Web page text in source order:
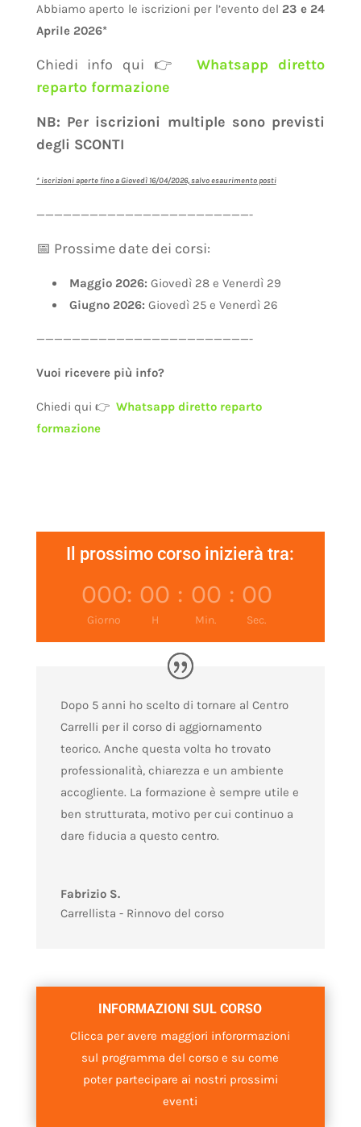
Abbiamo aperto le iscrizioni per l’evento del 23 e 24
Aprile 2026*
Chiedi info qui 👉 Whatsapp diretto
reparto formazione
NB: Per iscrizioni multiple sono previsti
degli SCONTI
* iscrizioni aperte fino a Giovedì 16/04/2026, salvo esaurimento posti
————————————————————————-
📅 Prossime date dei corsi:
Maggio 2026: Giovedì 28 e Venerdì 29
Giugno 2026: Giovedì 25 e Venerdì 26
————————————————————————-
Vuoi ricevere più info?
Chiedi qui 👉 Whatsapp diretto reparto
formazione
Il prossimo corso inizierà tra:
000
Giorno
: 00
H
: 00
Min.
: 00
Sec.
Dopo 5 anni ho scelto di tornare al Centro
Carrelli per il corso di aggiornamento
teorico. Anche questa volta ho trovato
professionalità, chiarezza e un ambiente
accogliente. La formazione è sempre utile e
ben strutturata, motivo per cui continuo a
dare fiducia a questo centro.
Fabrizio S.
Carrellista - Rinnovo del corso
INFORMAZIONI SUL CORSO
Clicca per avere maggiori inforormazioni
sul programma del corso e su come
poter partecipare ai nostri prossimi
eventi